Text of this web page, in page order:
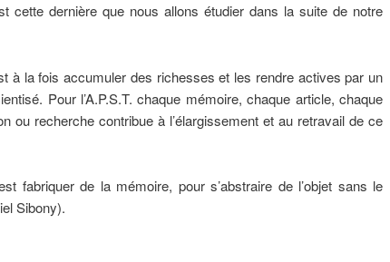
cette dernière que nous allons étudier dans la suite de notre
à la fois accumuler des richesses et les rendre actives par un
Pour l’A.P.S.T. chaque mémoire, chaque article, chaque
ou recherche contribue à l’élargissement et au retravail de ce
fabriquer de la mémoire, pour s’abstraire de l’objet sans le
Sibony).